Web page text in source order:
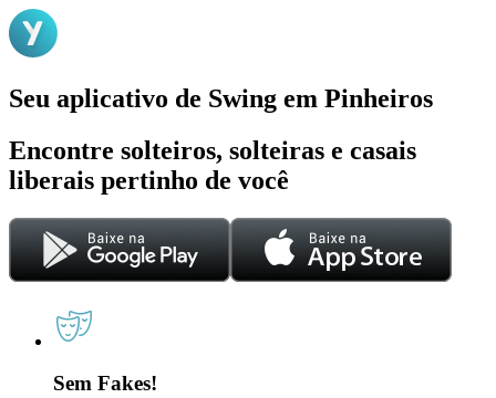
Seu aplicativo de Swing em Pinheiros
Encontre solteiros, solteiras e casais
liberais pertinho de você
Sem Fakes!